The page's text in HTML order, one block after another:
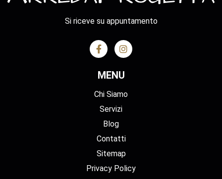
Si riceve su appuntamento
MENU
Chi Siamo
Servizi
Blog
Contatti
Sitemap
Privacy Policy